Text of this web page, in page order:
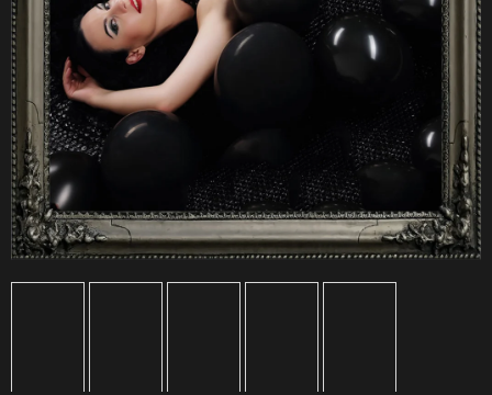
HLEDAT
D
O
P
O
R
U
Č
U
E